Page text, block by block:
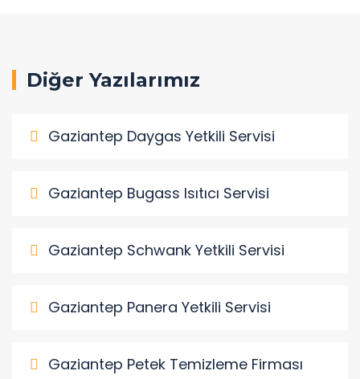
Diğer Yazılarımız
Gaziantep Daygas Yetkili Servisi
Gaziantep Bugass Isıtıcı Servisi
Gaziantep Schwank Yetkili Servisi
Gaziantep Panera Yetkili Servisi
Gaziantep Petek Temizleme Firması